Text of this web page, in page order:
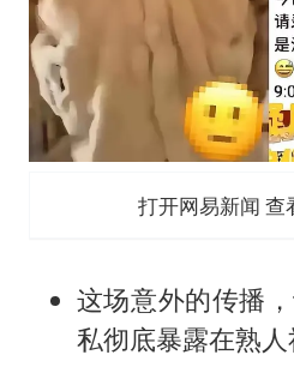
打开网易新闻 查
这场意外的传播
私彻底暴露在熟人